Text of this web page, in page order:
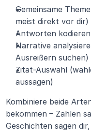
Gemeinsame
meist direkt vor dir)
Antworten
Narrative
Ausreißern suchen)
Zitat-Auswahl
aussagen)
Kombiniere beide
bekommen – Zahlen
Geschichten sagen